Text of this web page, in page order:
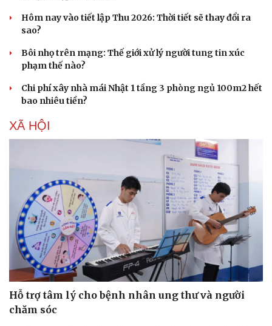
Sức khỏe
Dinh dưỡng - món ngon
Cây thuốc
Sản phụ khoa
Nhi khoa
Nam khoa
Đời sống
Nhà đẹp
Blog
Tình yêu - Gia đình
Hôm nay vào tiết lập Thu 2026: Thời tiết sẽ thay đổi ra
sao?
Bôi nhọ trên mạng: Thế giới xử lý người tung tin xúc
phạm thế nào?
Chi phí xây nhà mái Nhật 1 tầng 3 phòng ngủ 100m2 hết
bao nhiêu tiền?
XÃ HỘI
Hỗ trợ tâm lý cho bệnh nhân ung thư và người
chăm sóc